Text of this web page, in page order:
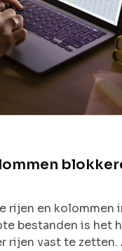
rijen en kolommen
bestanden is het
rijen vast te zetten.